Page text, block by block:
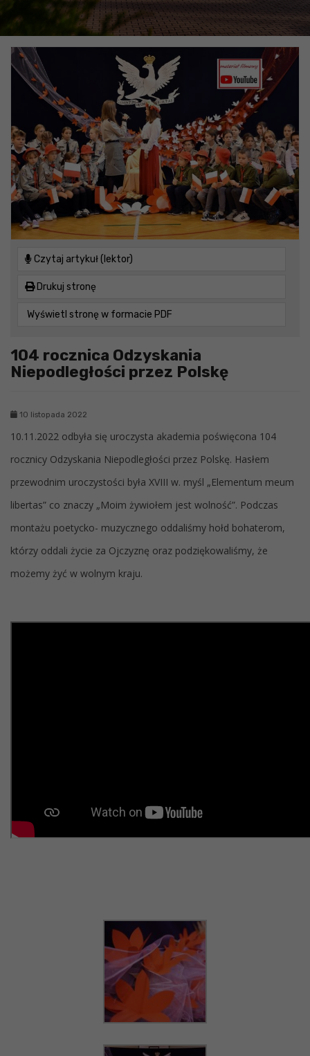
Czytaj artykuł (lektor)
Drukuj stronę
Wyświetl stronę w formacie PDF
104 rocznica Odzyskania
Niepodległości przez Polskę
10 listopada 2022
10.11.2022 odbyła się uroczysta akademia poświęcona 104
rocznicy Odzyskania Niepodległości przez Polskę. Hasłem
przewodnim uroczystości była XVIII w. myśl „Elementum meum
libertas” co znaczy „Moim żywiołem jest wolność”. Podczas
montażu poetycko- muzycznego oddaliśmy hołd bohaterom,
którzy oddali życie za Ojczyznę oraz podziękowaliśmy, że
możemy żyć w wolnym kraju.